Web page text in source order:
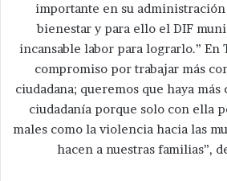
importante en su
bienestar y para ello el DIF
incansable labor para lograrlo.” En
compromiso por trabajar más
ciudadana; queremos que haya
ciudadanía porque solo con ella
males como la violencia hacia las
hacen a nuestras familias”,